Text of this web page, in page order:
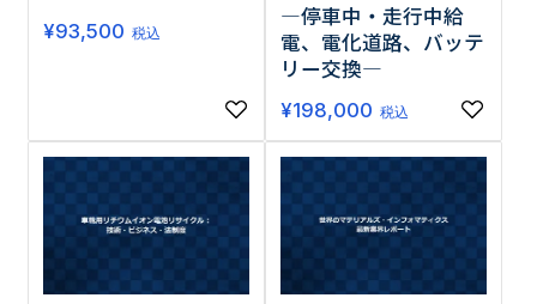
¥93,500 税込
―停車中・走行中給
電、電化道路、バッテ
リー交換―
¥198,000 税込